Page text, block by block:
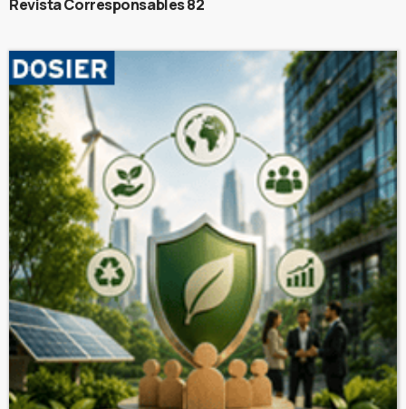
Revista Corresponsables 82